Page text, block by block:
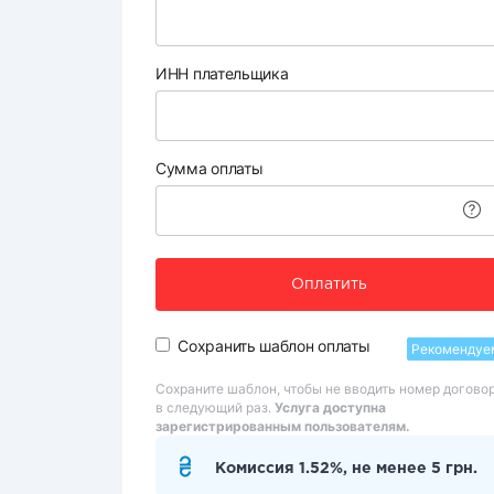
ИНН плательщика
Сумма оплаты
Оплатить
Сохранить шаблон оплаты
Сохраните шаблон, чтобы не вводить номер
в следующий раз. Услуга доступна
зарегистрированным пользователям.
Комиссия 1.52%, не менее 5 грн.